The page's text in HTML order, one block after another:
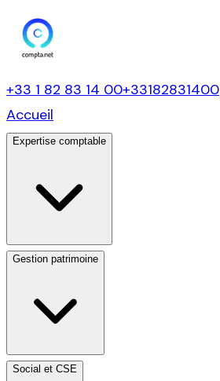
+33 1 82 83 14 00+33182831400
Accueil
Expertise comptable
Gestion patrimoine
Social et CSE